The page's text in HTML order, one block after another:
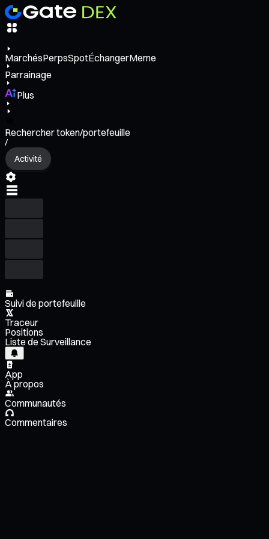
MarchésPerpsSpotÉchangerMeme
Parrainage
Plus
Rechercher token/portefeuille
/
Activité
Suivi de portefeuille
Traceur
Positions
Liste de Surveillance
App
À propos
Communautés
Commentaires